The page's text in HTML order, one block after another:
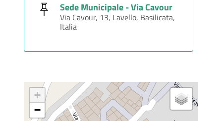
Sede Municipale - Via Cavour
Via Cavour, 13, Lavello, Basilicata,
Italia
+
−